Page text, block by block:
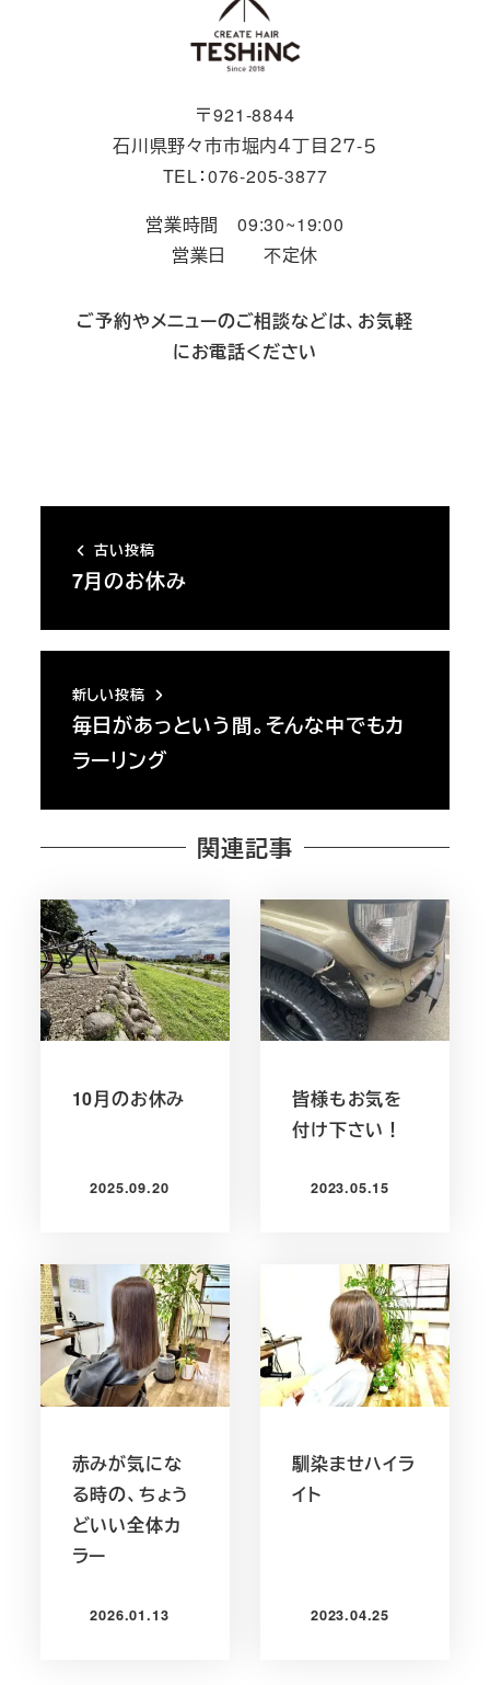
〒921-8844
石川県野々市市堀内４丁目２７-５
TEL：076-205-3877
営業時間 09:30~19:00
営業日 不定休
ご予約やメニューのご相談などは、お気軽
にお電話ください
古い投稿
7月のお休み
新しい投稿
毎日があっという間。そんな中でもカ
ラーリング
関連記事
10月のお休み
投稿日
2025.09.20
皆様もお気を
付け下さい！
投稿日
2023.05.15
赤みが気にな
る時の、ちょう
どいい全体カ
ラー
投稿日
2026.01.13
馴染ませハイラ
イト
投稿日
2023.04.25